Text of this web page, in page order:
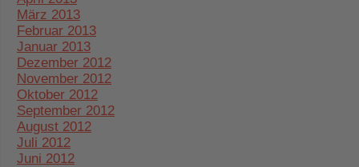
März 2013
Februar 2013
Januar 2013
Dezember 2012
November 2012
Oktober 2012
September 2012
August 2012
Juli 2012
Juni 2012